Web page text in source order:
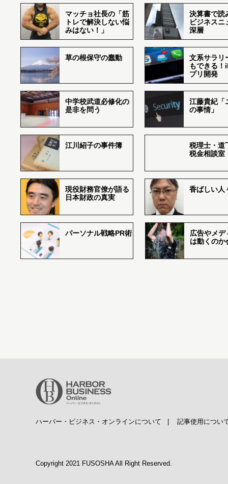
マッチョ社長の「筋
トレで解決しない悩
みはない！」
決算書で読
ビジネスニ
深層
草の根保守の蠢動
文系サラリ
もできる
プリ開発
中学校武道必修化の
是非を問う
江藤貴紀「
の事情」
江川紹子の事件簿
税理士・道
税金相談室
現役財務官僚が語る
日本財政の真実
香ばしい
パーソナル戦略PR術
広告やメデ
は動くのか
ハーバー・ビジネス・オンラインについて 記事使用につい
Copyright 2021 FUSOSHA All Right Reserved.